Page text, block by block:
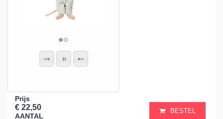
Prijs
€ 22,50
AANTAL
BESTEL